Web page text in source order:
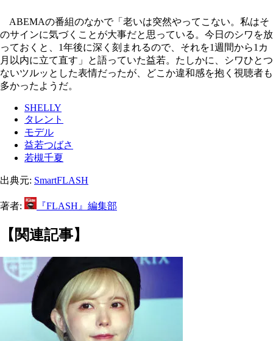
ABEMAの番組のなかで「老いは突然やってこない。私はそ
のサインに気づくことが大事だと思っている。今日のシワを放
っておくと、1年後に深く刻まれるので、それを1週間から1カ
月以内に立て直す」と語っていた益若。たしかに、シワひとつ
ないツルッとした表情だったが、どこか違和感を抱く視聴者も
多かったようだ。
SHELLY
タレント
モデル
益若つばさ
若槻千夏
出典元: SmartFLASH
著者: 『FLASH』編集部
【関連記事】